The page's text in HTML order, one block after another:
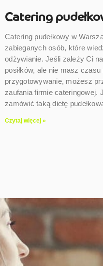
Catering
Catering pudełkowy w
zabieganych osób, które
odżywianie. Jeśli zależy Ci
posiłków, ale nie masz
przygotowywanie, możesz
zaufania firmie cateringowej.
zamówić taką dietę
Czytaj więcej »